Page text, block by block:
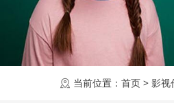
当前位置： 首页 > 影视